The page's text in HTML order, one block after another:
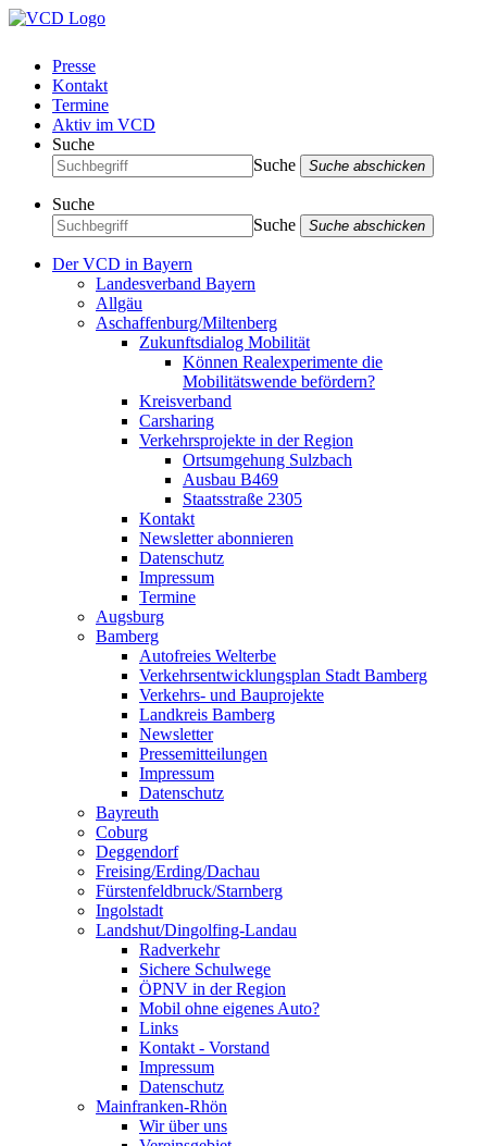
Presse
Kontakt
Termine
Aktiv im VCD
Suche
Suche
Suche abschicken
Suche
Suche
Suche abschicken
Der VCD in Bayern
Landesverband Bayern
Allgäu
Aschaffenburg/Miltenberg
Zukunftsdialog Mobilität
Können Realexperimente die
Mobilitätswende befördern?
Kreisverband
Carsharing
Verkehrsprojekte in der Region
Ortsumgehung Sulzbach
Ausbau B469
Staatsstraße 2305
Kontakt
Newsletter abonnieren
Datenschutz
Impressum
Termine
Augsburg
Bamberg
Autofreies Welterbe
Verkehrsentwicklungsplan Stadt Bamberg
Verkehrs- und Bauprojekte
Landkreis Bamberg
Newsletter
Pressemitteilungen
Impressum
Datenschutz
Bayreuth
Coburg
Deggendorf
Freising/Erding/Dachau
Fürstenfeldbruck/Starnberg
Ingolstadt
Landshut/Dingolfing-Landau
Radverkehr
Sichere Schulwege
ÖPNV in der Region
Mobil ohne eigenes Auto?
Links
Kontakt - Vorstand
Impressum
Datenschutz
Mainfranken-Rhön
Wir über uns